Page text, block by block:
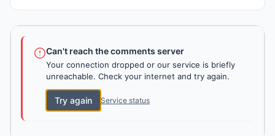
Can't reach the comments server
Your connection dropped or our service is briefly
unreachable. Check your internet and try again.
Try again Service status